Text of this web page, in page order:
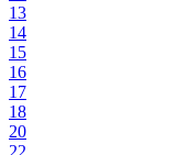
13
14
15
16
17
18
20
22